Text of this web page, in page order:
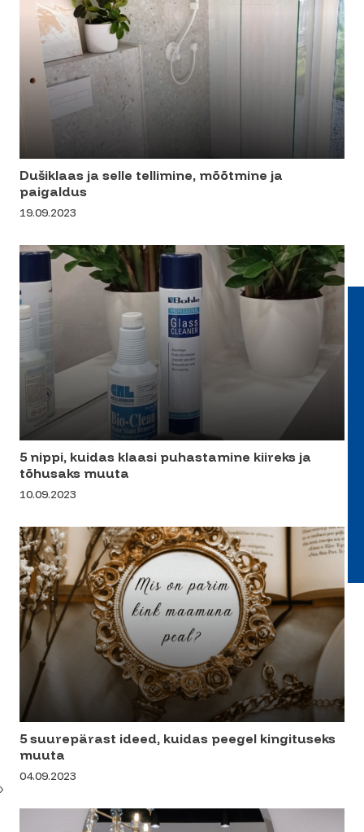
Dušiklaas ja selle tellimine, mõõtmine ja
paigaldus
19.09.2023
5 nippi, kuidas klaasi puhastamine kiireks ja
tõhusaks muuta
10.09.2023
5 suurepärast ideed, kuidas peegel kingituseks
muuta
04.09.2023